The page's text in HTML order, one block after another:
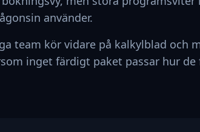
använder.
team kör vidare på kalkylblad och
inget färdigt paket passar hur de